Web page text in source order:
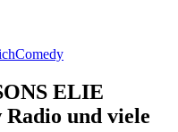
Comedy
ELIE
Radio und viele